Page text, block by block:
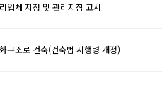
업체 지정 및 관리지침 고시
구조로 건축(건축법 시행령 개정)